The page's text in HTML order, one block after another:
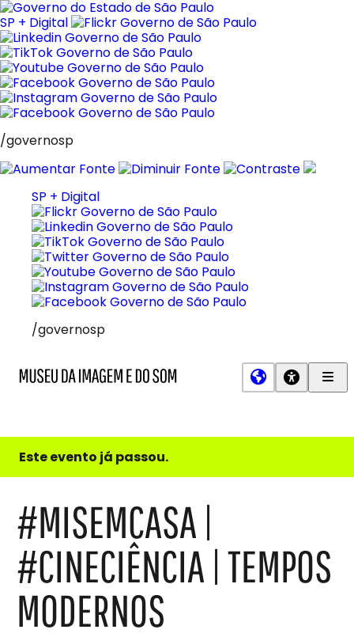
Pular
para
o
conteúdo
SP + Digital
/governosp
SP + Digital
/governosp
e
do
Este evento já passou.
#MISEMCASA |
#CINECIÊNCIA | TEMPOS
MODERNOS